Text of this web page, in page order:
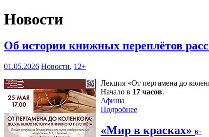
Новости
Об истории книжных переплётов
01.05.2026 Новости, 12+
Лекция «От пергамена до
Начало в 17 часов.
Афиша
Подробнее
«Мир в красках» 6+